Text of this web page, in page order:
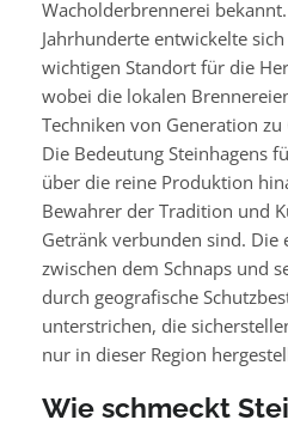
Wacholderbrennerei
Jahrhunderte entwickelte
wichtigen Standort für die
wobei die lokalen
Techniken von Generation
Die Bedeutung Steinhagens
über die reine Produktion
Bewahrer der Tradition und
Getränk verbunden sind. Die
zwischen dem Schnaps und
durch geografische
unterstrichen, die
nur in dieser Region
Wie schmeckt